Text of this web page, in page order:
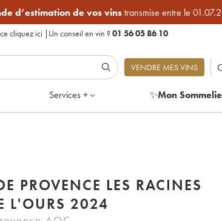
d’estimation de vos vinstransmise entre le
cliquez ici | Un conseil en vin ?01 56 05 86 10
VENDRE MES VINS
Services + ✨Mon
PROVENCE LES RACINES
CLOS DE L'OURS 2024